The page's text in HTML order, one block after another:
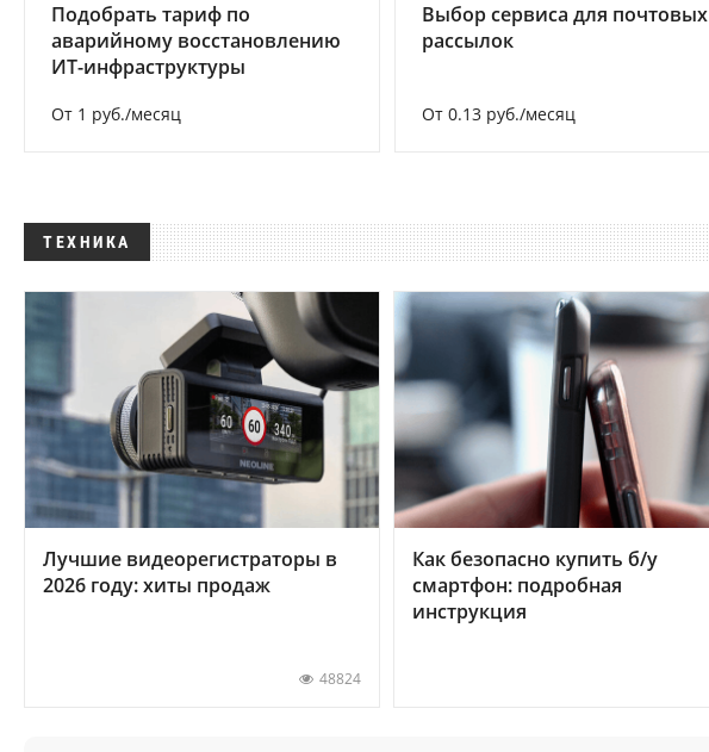
Подобрать тариф по
аварийному восстановлению
ИТ-инфраструктуры
От 1 руб./месяц
Выбор сервиса для почтовых
рассылок
От 0.13 руб./месяц
ТЕХНИКА
Лучшие видеорегистраторы в
2026 году: хиты продаж
48824
Как безопасно купить б/у
смартфон: подробная
инструкция